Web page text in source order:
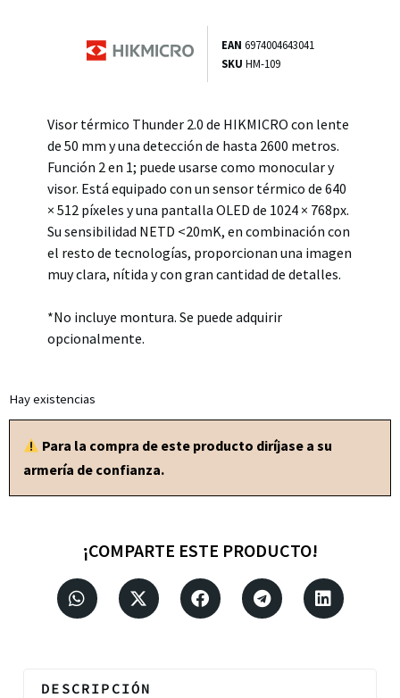
EAN 6974004643041
SKU HM-109
Visor térmico Thunder 2.0 de HIKMICRO con lente
de 50 mm y una detección de hasta 2600 metros.
Función 2 en 1; puede usarse como monocular y
visor. Está equipado con un sensor térmico de 640
× 512 píxeles y una pantalla OLED de 1024 × 768px.
Su sensibilidad NETD <20mK, en combinación con
el resto de tecnologías, proporcionan una imagen
muy clara, nítida y con gran cantidad de detalles.
*No incluye montura. Se puede adquirir
opcionalmente.
Hay existencias
Para la compra de este producto diríjase a su
armería de confianza.
¡COMPARTE ESTE PRODUCTO!
DESCRIPCIÓN